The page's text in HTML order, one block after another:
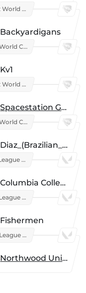
RLCS 2026 - 2v2 World Championship
Backyardigans
RLCS 2026 - 1v1 World Championship
Kv1
RLCS 2026 - 2v2 World Championship
Spacestation Gaming
RLCS 2026 - 1v1 World Championship
Diaz_(Brazilian_Player)
PlayVS College League 2025: Fall
Columbia College
PlayVS College League 2025: Fall
Fishermen
PlayVS College League 2025: Fall
Northwood University